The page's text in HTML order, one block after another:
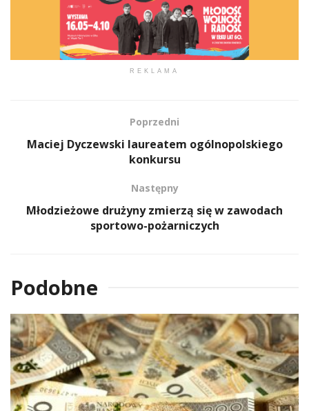
REKLAMA
Poprzedni
Maciej Dyczewski laureatem ogólnopolskiego
konkursu
Następny
Młodzieżowe drużyny zmierzą się w zawodach
sportowo-pożarniczych
Podobne